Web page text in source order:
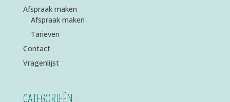
Afspraak maken
Afspraak maken
Tarieven
Contact
Vragenlijst
CATEGORIEËN